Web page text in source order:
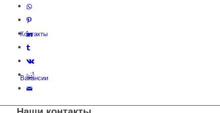
Контакты
Вакансии